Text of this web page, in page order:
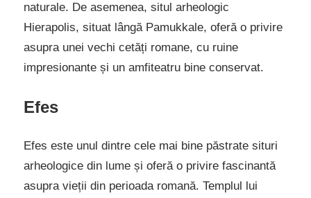
naturale. De asemenea, situl arheologic
Hierapolis, situat lângă Pamukkale, oferă o privire
asupra unei vechi cetăți romane, cu ruine
impresionante și un amfiteatru bine conservat.
Efes
Efes este unul dintre cele mai bine păstrate situri
arheologice din lume și oferă o privire fascinantă
asupra vieții din perioada romană. Templul lui